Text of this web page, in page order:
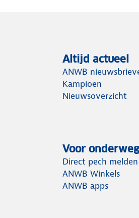
Altijd actueel
ANWB
Kampioen
Nieuwsoverzicht
Voor onderweg
Direct pech melden
ANWB Winkels
ANWB apps